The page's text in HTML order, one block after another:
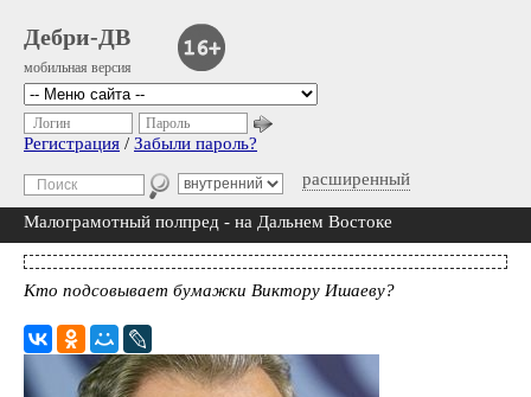
Дебри-ДВ
мобильная версия
расширенный
Логин Пароль
Регистрация / Забыли пароль?
Малограмотный полпред - на Дальнем Востоке
Кто подсовывает бумажки Виктору Ишаеву?